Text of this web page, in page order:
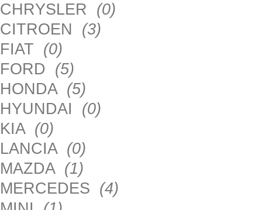
CHRYSLER (0)
CITROEN (3)
FIAT (0)
FORD (5)
HONDA (5)
HYUNDAI (0)
KIA (0)
LANCIA (0)
MAZDA (1)
MERCEDES (4)